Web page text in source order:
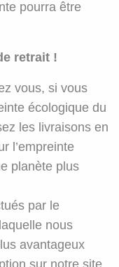
pourra être
retrait !
vous, si vous
écologique du
les livraisons en
l’empreinte
planète plus
par le
nous
avantageux
sur notre site